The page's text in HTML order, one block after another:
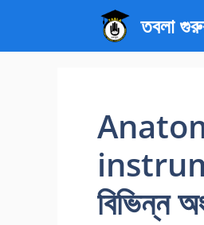
যান
তবলা
বিভিন্ন